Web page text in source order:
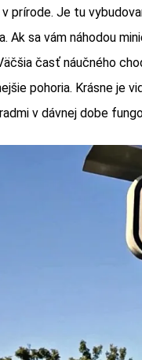
v prírode. Je tu
Ak sa vám náhodou
časť náučného
pohoria. Krásne je
v dávnej dobe